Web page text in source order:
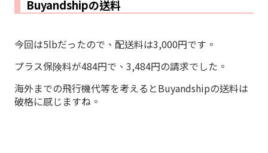
Buyandshipの送料
今回は5lbだったので、配送料は3,000円です。
プラス保険料が484円で、3,484円の請求でした。
海外までの飛行機代等を考えるとBuyandshipの送料は
破格に感じますね。